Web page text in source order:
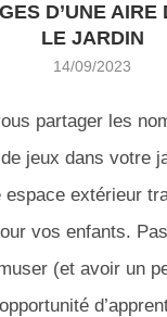
D’UNE
LE JARDIN
14/09/2023
partager les
jeux dans votre
espace extérieur
vos enfants.
(et avoir un